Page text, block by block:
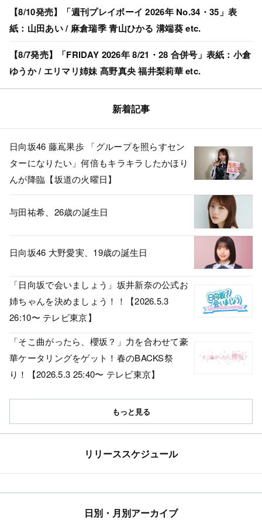
【8/10発売】「週刊プレイボーイ 2026年 No.34・35」表
紙：山田あい / 麻倉瑞季 青山ひかる 溝端葵 etc.
【8/7発売】「FRIDAY 2026年 8/21・28 合併号」表紙：小倉
ゆうか / エリマリ姉妹 髙野真央 福井梨莉華 etc.
新着記事
日向坂46 藤嶌果歩 「グループを照らすセン
ターになりたい」何倍もキラキラしたかほり
んが降臨【坂道の火曜日】
与田祐希、26歳の誕生日
日向坂46 大野愛実、19歳の誕生日
「日向坂で会いましょう」坂井新奈の公式お
姉ちゃんを決めましょう！！【2026.5.3
26:10〜 テレビ東京】
「そこ曲がったら、櫻坂？」力を合わせて豪
華ケータリングをゲット！春のBACKS祭
り！【2026.5.3 25:40〜 テレビ東京】
もっと見る
リリーススケジュール
日別・月別アーカイブ